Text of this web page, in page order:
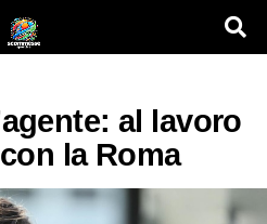
al lavoro
la Roma